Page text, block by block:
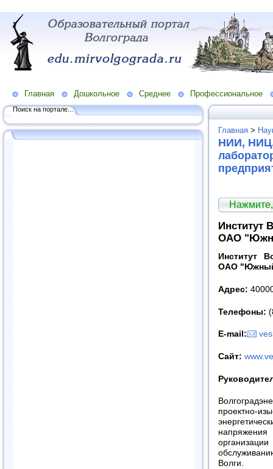
Главная Дошкольное Среднее Профессиональное
Поиск на портале...
Главная >
НИИ, НИЦ,
Институт
ОАО
Институт
ОАО "Южный
Адрес:
Телефоны:
E-mail:
Сайт:
проектно-
Волги.